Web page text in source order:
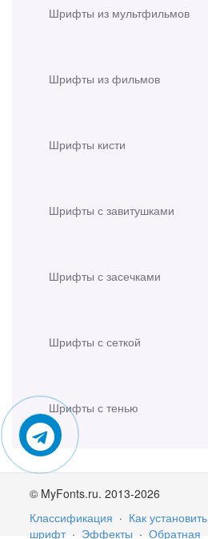
Шрифты из мультфильмов
Шрифты из фильмов
Шрифты кисти
Шрифты с завитушками
Шрифты с засечками
Шрифты с сеткой
Шрифты с тенью
© MyFonts.ru. 2013-2026
Классификация · Как установить
шрифт · Эффекты · Обратная